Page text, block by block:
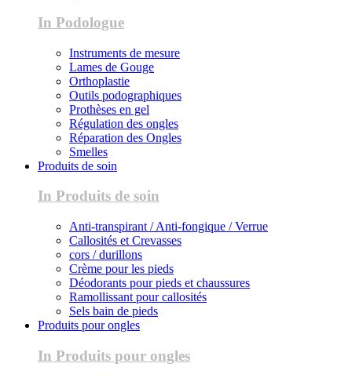
In Podologue
Instruments de mesure
Lames de Gouge
Orthoplastie
Outils podographiques
Prothèses en gel
Régulation des ongles
Réparation des Ongles
Smelles
Produits de soin
In Produits de soin
Anti-transpirant / Anti-fongique / Verrue
Callosités et Crevasses
cors / durillons
Crème pour les pieds
Déodorants pour pieds et chaussures
Ramollissant pour callosités
Sels bain de pieds
Produits pour ongles
In Produits pour ongles